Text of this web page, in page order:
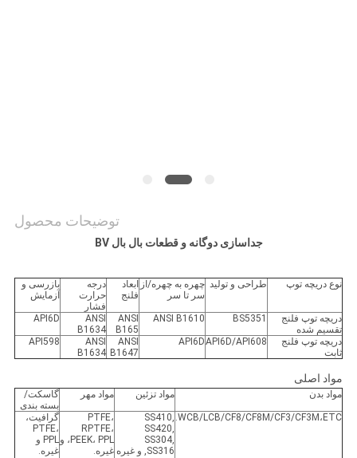
توضیحات محصول
جداسازی دوگانه و قطعات بال بال BV
نوع دریچه توپ طراحی و تولید چهره به چهره/از
سر تا سر
ابعاد
فلنج
درجه
حرارت
فشار
بازرسی و
آزمایش
دریچه توپ فلنج
تقسیم شده
BS5351
ANSI B1610
ANSI
B165
ANSI
B1634
API6D
دریچه توپ فلنج
ثابت
API6D/API608
API6D
ANSI
B1647
ANSI
B1634
API598
مواد اصلی
مواد بدن مواد تزئین مواد مهر
گاسکت/
بسته بندی
WCB/LCB/CF8/CF8M/CF3/CF3M،ETC. SS410,
SS420,
SS304,
SS316, و غیره
PTFE،
RPTFE،
PEEK، PPL، و
غیره.
گرافیت،
PTFE،
PPL و
غیره.